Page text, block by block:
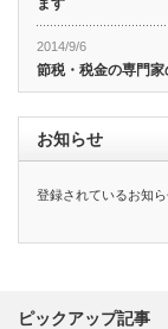
ます
2014/9/6
節税・税金の専門
お知らせ
登録されているお知ら
ピックアップ記事